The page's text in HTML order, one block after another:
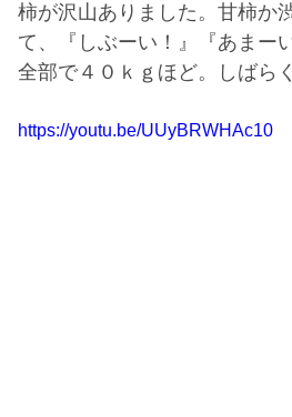
柿が沢山ありました。甘柿か
て、『しぶーい！』『あまー
全部で４０ｋｇほど。しばら
https://youtu.be/UUyBRWHAc10